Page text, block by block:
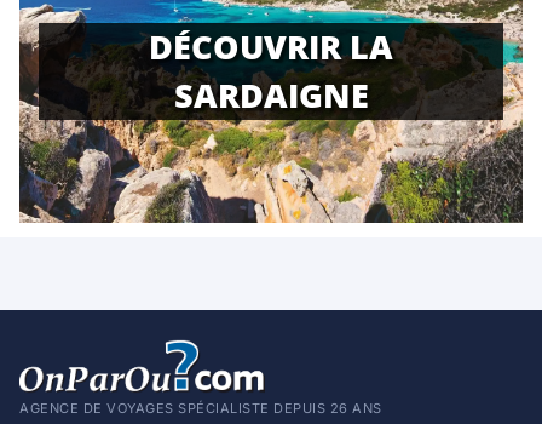
DÉCOUVRIR LA
SARDAIGNE
AGENCE DE VOYAGES SPÉCIALISTE DEPUIS 26 ANS